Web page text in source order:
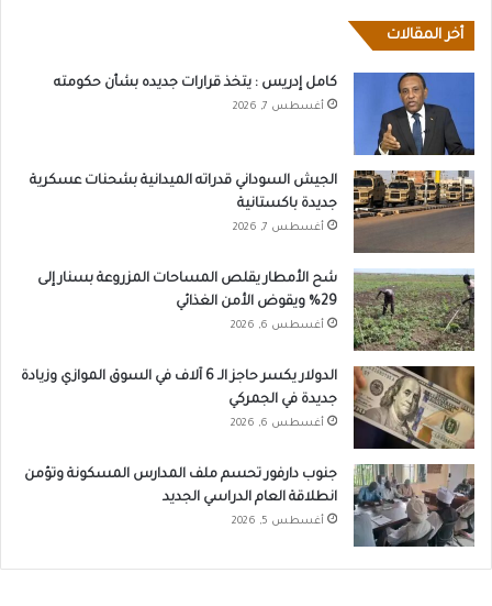
أخر المقالات
كامل إدريس : يتخذ قرارات جديده بشأن حكومته
أغسطس 7, 2026
الجيش السوداني قدراته الميدانية بشحنات عسكرية
جديدة باكستانية
أغسطس 7, 2026
شح الأمطار يقلص المساحات المزروعة بسنار إلى
29% ويقوض الأمن الغذائي
أغسطس 6, 2026
الدولار يكسر حاجز الـ 6 آلاف في السوق الموازي وزيادة
جديدة في الجمركي
أغسطس 6, 2026
جنوب دارفور تحسم ملف المدارس المسكونة وتؤمن
انطلاقة العام الدراسي الجديد
أغسطس 5, 2026